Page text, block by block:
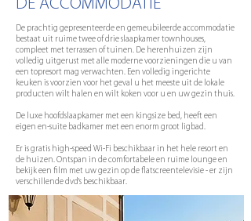
DE ACCOMMODATIE
De prachtig gepresenteerde en gemeubileerde accommodatie
bestaat uit ruime twee of drie slaapkamer townhouses,
compleet met terrassen of tuinen. De herenhuizen zijn
volledig uitgerust met alle moderne voorzieningen die u van
een topresort mag verwachten. Een volledig ingerichte
keuken is voorzien voor het geval u het meeste uit de lokale
producten wilt halen en wilt koken voor u en uw gezin thuis.
De luxe hoofdslaapkamer met een kingsize bed, heeft een
eigen en-suite badkamer met een enorm groot ligbad.
Er is gratis high-speed Wi-Fi beschikbaar in het hele resort en
de huizen. Ontspan in de comfortabele en ruime lounge en
bekijk een film met uw gezin op de flatscreentelevisie - er zijn
verschillende dvd's beschikbaar.